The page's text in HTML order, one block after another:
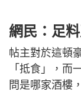
網民：足
帖主對於這頓
「抵食」，而
問是哪家酒樓